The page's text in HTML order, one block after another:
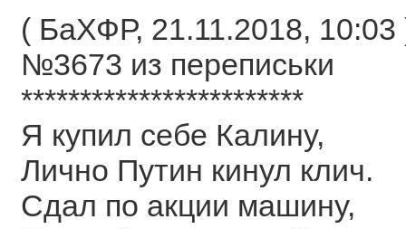
( БаХФР, 21.11.2018, 10:03
№3673 из переписьки
************************
Я купил себе Калину,
Лично Путин кинул клич.
Сдал по акции машину,